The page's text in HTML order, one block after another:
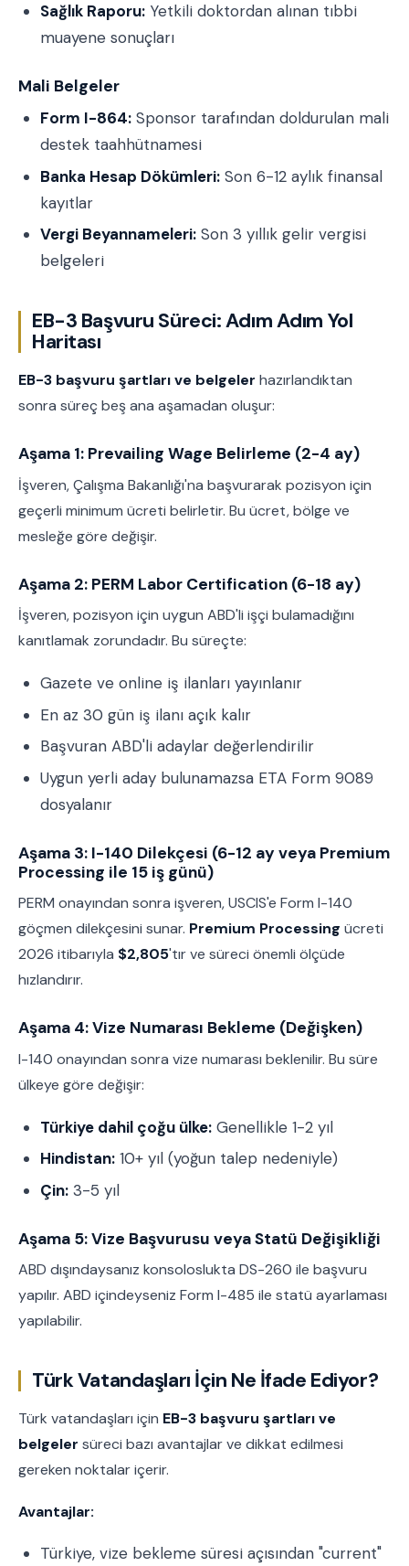
Sağlık Raporu: Yetkili doktordan alınan tıbbi
muayene sonuçları
Mali Belgeler
Form I-864: Sponsor tarafından doldurulan mali
destek taahhütnamesi
Banka Hesap Dökümleri: Son 6-12 aylık finansal
kayıtlar
Vergi Beyannameleri: Son 3 yıllık gelir vergisi
belgeleri
EB-3 Başvuru Süreci: Adım Adım Yol
Haritası
EB-3 başvuru şartları ve belgeler hazırlandıktan
sonra süreç beş ana aşamadan oluşur:
Aşama 1: Prevailing Wage Belirleme (2-4 ay)
İşveren, Çalışma Bakanlığı'na başvurarak pozisyon için
geçerli minimum ücreti belirletir. Bu ücret, bölge ve
mesleğe göre değişir.
Aşama 2: PERM Labor Certification (6-18 ay)
İşveren, pozisyon için uygun ABD'li işçi bulamadığını
kanıtlamak zorundadır. Bu süreçte:
Gazete ve online iş ilanları yayınlanır
En az 30 gün iş ilanı açık kalır
Başvuran ABD'li adaylar değerlendirilir
Uygun yerli aday bulunamazsa ETA Form 9089
dosyalanır
Aşama 3: I-140 Dilekçesi (6-12 ay veya Premium
Processing ile 15 iş günü)
PERM onayından sonra işveren, USCIS'e Form I-140
göçmen dilekçesini sunar. Premium Processing ücreti
2026 itibarıyla $2,805'tır ve süreci önemli ölçüde
hızlandırır.
Aşama 4: Vize Numarası Bekleme (Değişken)
I-140 onayından sonra vize numarası beklenilir. Bu süre
ülkeye göre değişir:
Türkiye dahil çoğu ülke: Genellikle 1-2 yıl
Hindistan: 10+ yıl (yoğun talep nedeniyle)
Çin: 3-5 yıl
Aşama 5: Vize Başvurusu veya Statü Değişikliği
ABD dışındaysanız konsoloslukta DS-260 ile başvuru
yapılır. ABD içindeyseniz Form I-485 ile statü ayarlaması
yapılabilir.
Türk Vatandaşları İçin Ne İfade Ediyor?
Türk vatandaşları için EB-3 başvuru şartları ve
belgeler süreci bazı avantajlar ve dikkat edilmesi
gereken noktalar içerir.
Avantajlar:
Türkiye, vize bekleme süresi açısından "current"